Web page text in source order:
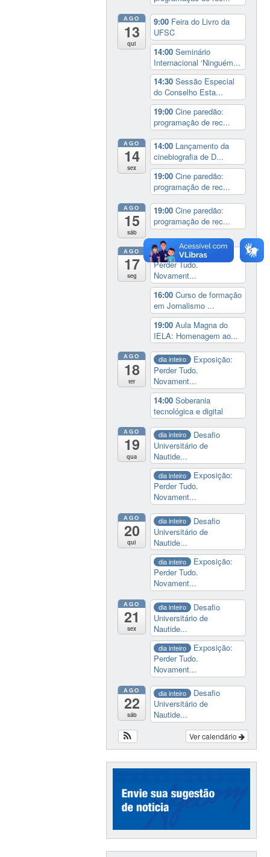
AGO
13
qui
9:00 Feira do Livro da
UFSC
14:00Seminário
Internacional ‘Ninguém...
14:30Sessão Especial
do Conselho Esta...
19:00Cine paredão:
programação de rec...
AGO
14
sex
14:00 Lançamento da
cinebiografia de D...
19:00Cine paredão:
programação de rec...
AGO
15
sáb
19:00Cine paredão:
programação de rec...
AGO
17
seg
dia inteiro
Exposição:
Perder Tudo.
Novament...
16:00Curso de formação
em Jornalismo ...
19:00Aula Magna do
IELA: Homenagem ao...
AGO
18
ter
dia inteiro
Exposição:
Perder Tudo.
Novament...
14:00Soberania
tecnológica e digital
AGO
19
qua
dia inteiro
Desafio
Universitário de
Nautide...
dia inteiro
Exposição:
Perder Tudo.
Novament...
AGO
20
qui
dia inteiro
Desafio
Universitário de
Nautide...
dia inteiro
Exposição:
Perder Tudo.
Novament...
AGO
21
sex
dia inteiro
Desafio
Universitário de
Nautide...
dia inteiro
Exposição:
Perder Tudo.
Novament...
AGO
22
sáb
dia inteiro
Desafio
Universitário de
Nautide...
Ver calendário